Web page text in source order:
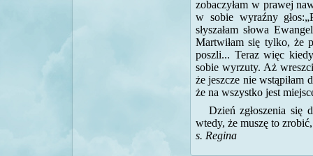
zobaczyłam w prawej
w sobie wyraźny
słyszałam słowa
Martwiłam się tylko, że
poszli... Teraz więc
sobie wyrzuty. Aż
że jeszcze nie wstąpiłam
że na wszystko jest
Dzień zgłoszenia się
wtedy, że muszę to
s. Regina